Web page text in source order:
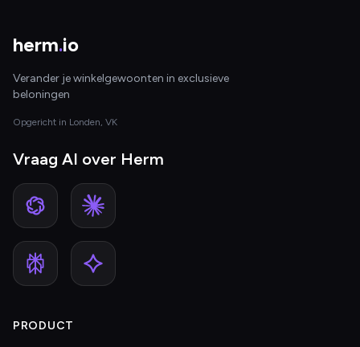
herm.io
Verander je winkelgewoonten in exclusieve
beloningen
Opgericht in Londen, VK
Vraag AI over Herm
PRODUCT